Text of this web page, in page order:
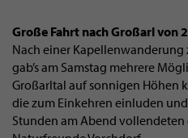
Große Fahrt nach Großarl von
Nach einer Kapellenwanderung
gab’s am Samstag mehrere
Großarltal auf sonnigen Höhen
die zum Einkehren einluden
Stunden am Abend